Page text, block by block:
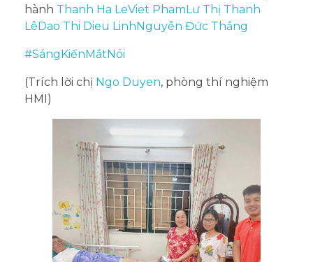
hành Thanh Ha LeViet PhamLư Thị Thanh
LêDao Thi Dieu LinhNguyễn Đức Thắng
#SángKiếnMắtNói
(Trích lời chị Ngo Duyen, phòng thí nghiệm
HMI)